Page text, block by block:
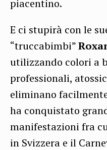
piacentino.
E ci stupirà con le
“truccabimbi”
utilizzando colori a
professionali,
eliminano
ha conquistato
manifestazioni fra
in Svizzera e il